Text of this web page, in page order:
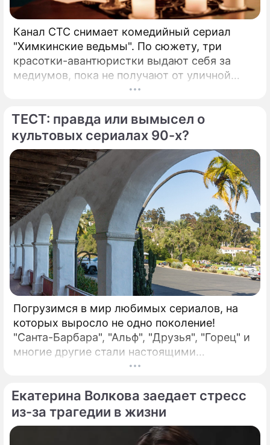
Канал СТС снимает комедийный сериал
"Химкинские ведьмы". По сюжету, три
красотки-авантюристки выдают себя за
медиумов, пока не получают от уличной
колдуньи (Алена Яковлева) настоящий дар.
мысли, Света (Анна Банщикова) видит
будущее, а Оля (Валерия Астапова) –
мертвых. Способности превращают жизнь
девушек в ад, поэтому ведьмы решают
найти кого-то, кому можно передать эти
"подарки". "Это развлекательная,
аттракционная, комедийная история, –
объясняет режиссер Максим Зыков.
ТЕСТ: правда или вымысел о
культовых сериалах 90-х?
Погрузимся в мир любимых сериалов, на
которых выросло не одно поколение!
"Санта-Барбара", "Альф", "Друзья", "Горец" и
многие другие стали настоящими
символами эпохи. Насколько хорошо вы
Проверьте свои знания, определив, какие из
следующих утверждений являются правдой,
основанной на фактах из истории этих шоу, а
Екатерина Волкова заедает стресс
из-за трагедии в жизни